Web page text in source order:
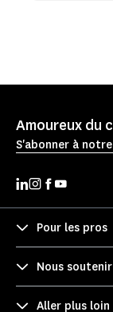
Amoureux du
S'abonner à
Pour les pros
Nous soutenir
Aller plus loin